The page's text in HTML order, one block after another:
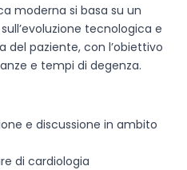
moderna si basa su un
tecnologica e
del paziente, con l’obiettivo
e tempi di degenza.
e discussione in ambito
di cardiologia